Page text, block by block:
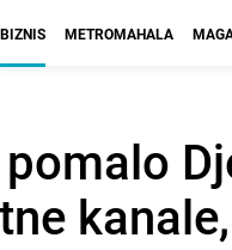
BIZNIS METROMAHALA